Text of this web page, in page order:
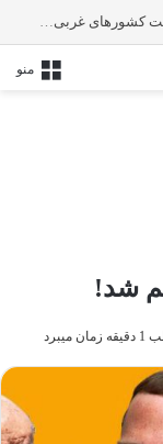
پزشکیان در تماس با نخست‌ وزیر انگلیس: حمایت کشور‌های غربی از رژیم صهیونیستی امنیت منطقه و جهان را به خطر انداخته است
منو
شد!